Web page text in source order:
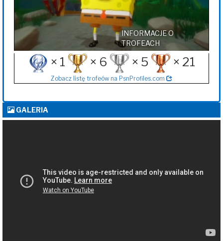
INFORMACJE O
TROFEACH
× 1 × 6 × 5 × 21
Zobacz listę trofeów na PsnProfiles.com
GALERIA